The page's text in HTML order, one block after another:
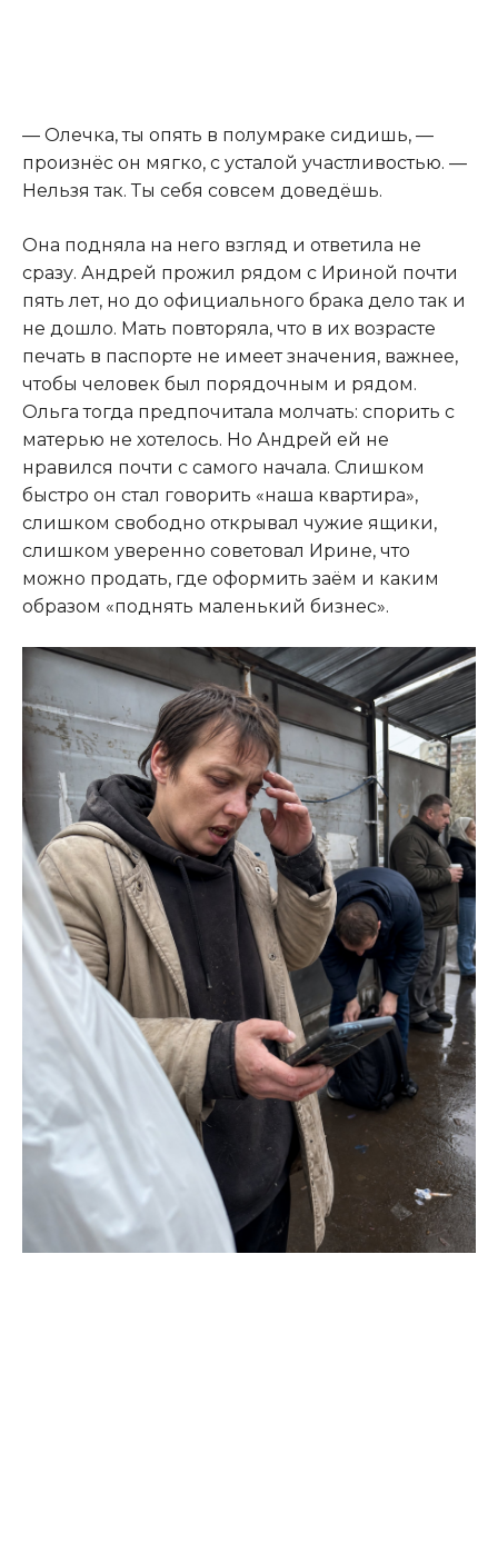
— Олечка, ты опять в полумраке сидишь, —
произнёс он мягко, с усталой участливостью. —
Нельзя так. Ты себя совсем доведёшь.
Она подняла на него взгляд и ответила не
сразу. Андрей прожил рядом с Ириной почти
пять лет, но до официального брака дело так и
не дошло. Мать повторяла, что в их возрасте
печать в паспорте не имеет значения, важнее,
чтобы человек был порядочным и рядом.
Ольга тогда предпочитала молчать: спорить с
матерью не хотелось. Но Андрей ей не
нравился почти с самого начала. Слишком
быстро он стал говорить «наша квартира»,
слишком свободно открывал чужие ящики,
слишком уверенно советовал Ирине, что
можно продать, где оформить заём и каким
образом «поднять маленький бизнес».